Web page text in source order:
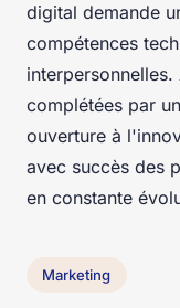
digital demande
compétences
complétées par
ouverture à
avec succès des
en constante
Marketing